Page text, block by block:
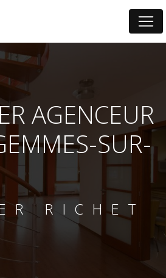
SUR-
RICHET